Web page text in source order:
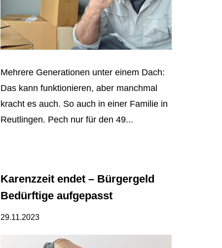
Mehrere Generationen unter einem Dach:
Das kann funktionieren, aber manchmal
kracht es auch. So auch in einer Familie in
Reutlingen. Pech nur für den 49...
Karenzzeit endet – Bürgergeld
Bedürftige aufgepasst
29.11.2023